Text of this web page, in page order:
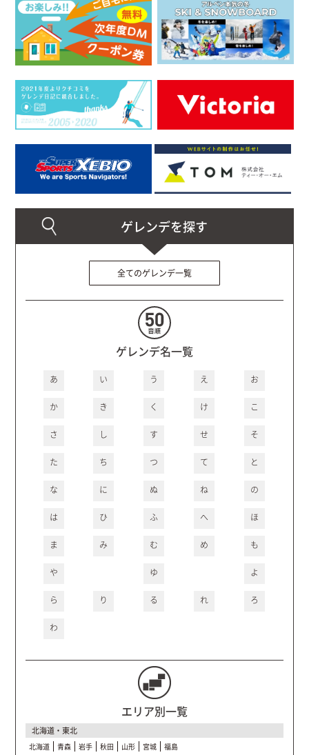
全てのゲレンデ一覧
ゲレンデ名一覧
あ い う え お
か き く け こ
さ し す せ そ
た ち つ て と
な に ぬ ね の
は ひ ふ へ ほ
ま み む め も
や ゆ よ
ら り る れ ろ
わ
エリア別一覧
北海道・東北
北海道 青森 岩手 秋田 山形 宮城 福島